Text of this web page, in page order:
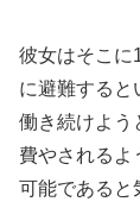
彼女はそこに
に避難すると
働き続けよう
費やされるよ
可能であると